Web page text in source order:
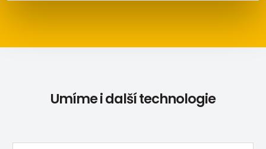
Umíme i další technologie